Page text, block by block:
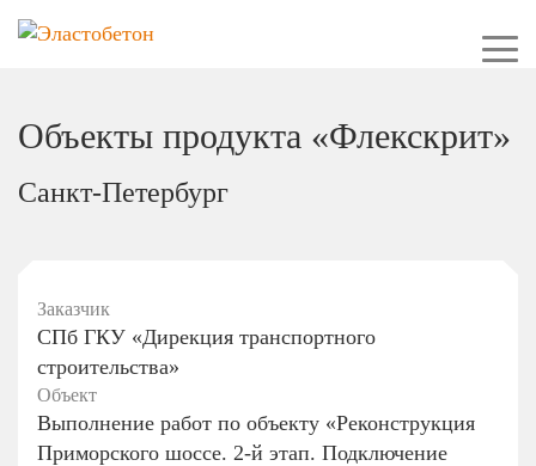
Объекты продукта «Флекскрит»
Санкт-Петербург
Заказчик
СПб ГКУ «Дирекция транспортного
строительства»
Объект
Выполнение работ по объекту «Реконструкция
Приморского шоссе. 2-й этап. Подключение